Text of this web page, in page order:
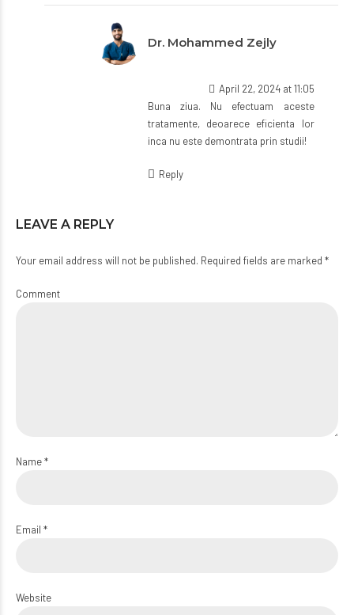
Dr. Mohammed Zejly
April 22, 2024 at 11:05
Buna ziua. Nu efectuam aceste
tratamente, deoarece eficienta lor
inca nu este demontrata prin studii!
Reply
LEAVE A REPLY
Your email address will not be published. Required fields are marked *
Comment
Name *
Email *
Website